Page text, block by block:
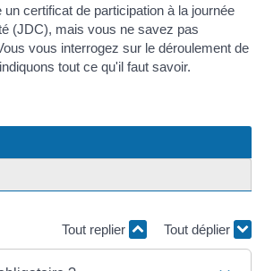
certificat de participation à la journée
(JDC), mais vous ne savez pas
vous interrogez sur le déroulement de
tout ce qu'il faut savoir.
Tout replier Tout déplier